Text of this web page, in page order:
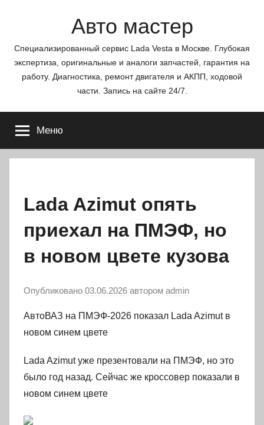
Авто мастер
Специализированный сервис Lada Vesta в Москве. Глубокая
экспертиза, оригинальные и аналоги запчастей, гарантия на
работу. Диагностика, ремонт двигателя и АКПП, ходовой
части. Запись на сайте 24/7.
Меню
Lada Azimut опять
приехал на ПМЭФ, но
в новом цвете кузова
Опубликовано 03.06.2026 автором admin
АвтоВАЗ на ПМЭФ-2026 показал Lada Azimut в
новом синем цвете
Lada Azimut уже презентовали на ПМЭФ, но это
было год назад. Сейчас же кроссовер показали в
новом синем цвете